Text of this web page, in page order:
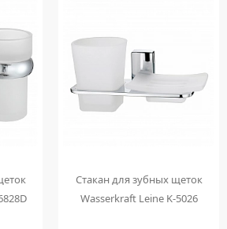
Стакан для зубных щеток
Wasserkraft Leine K-5026